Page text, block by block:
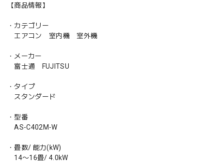
【商品情報】
・カテゴリー
エアコン 室内機 室外機
・メーカー
富士通 FUJITSU
・タイプ
スタンダード
・型番
AS-C402M-W
・畳数/ 能力(kW)
14〜16畳/ 4.0kW